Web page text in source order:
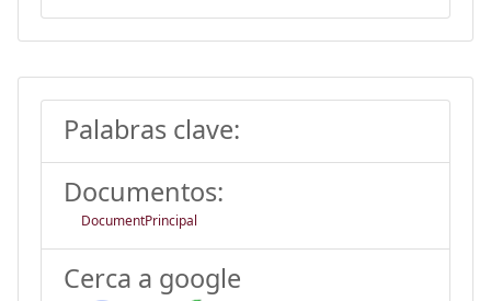
Palabras clave:
Documentos:
DocumentPrincipal
Cerca a google